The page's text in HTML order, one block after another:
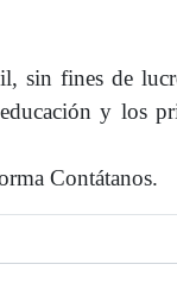
sin fines de
y los
Contátanos.